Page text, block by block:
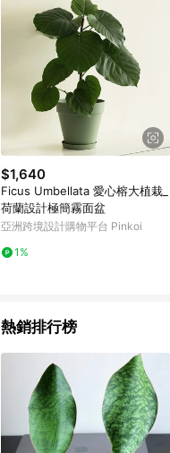
$1,640
Ficus Umbellata 愛心榕大植栽_
荷蘭設計極簡霧面盆
亞洲跨境設計購物平台 Pinkoi
1%
熱銷排行榜